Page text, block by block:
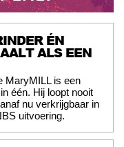
ÉN
ALS EEN
MaryMILL is een
één. Hij loopt nooit
nu verkrijgbaar in
uitvoering.